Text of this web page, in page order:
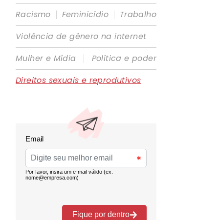
Racismo | Feminicídio | Trabalho
Violência de gênero na internet
Mulher e Mídia
|
Política e poder
Direitos sexuais e reprodutivos